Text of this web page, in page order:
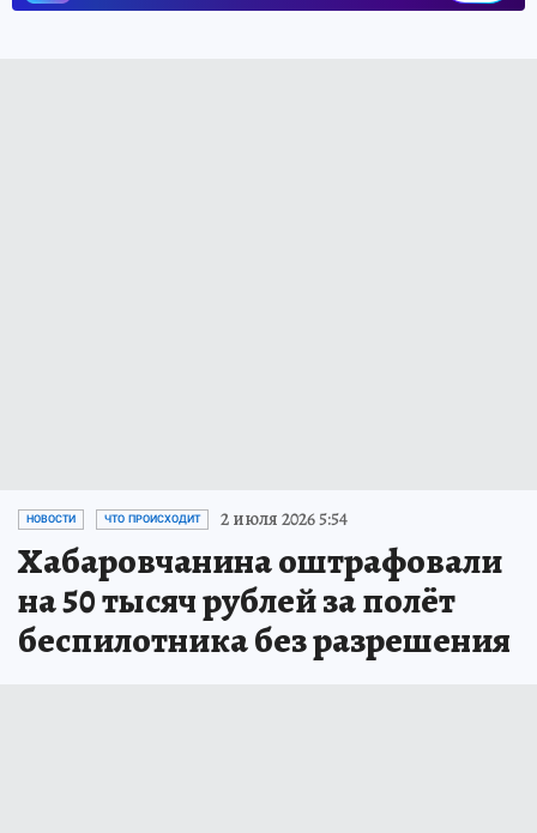
НОВОСТИ ЧТО ПРОИСХОДИТ 2 июля 2026 5:54
Хабаровчанина оштрафовали
на 50 тысяч рублей за полёт
беспилотника без разрешения